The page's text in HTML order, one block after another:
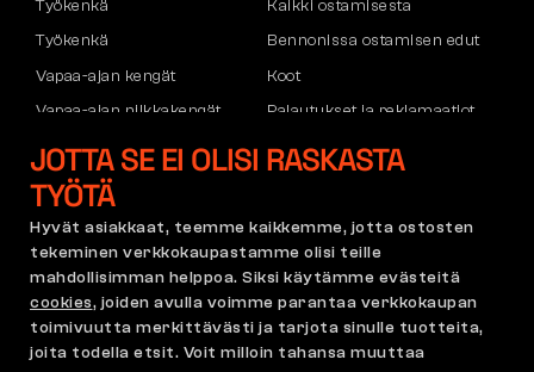
Työkenkä
Työkenkä
Vapaa-ajan kengät
Vapaa-ajan nilkkakengät
Housut
Hupparit
Kaikki ostamisesta
Bennonissa ostamisen edut
Koot
Palautukset ja reklamaatiot
Kuljetus ja maksu
Reklamaatiot ja takuu
Käyttöehdot
Reklamaatiopolitiikka
Cookie-asetukset
GDPR
JOTTA SE EI OLISI RASKASTA
TYÖTÄ
Hyvät asiakkaat, teemme kaikkemme, jotta ostosten
tekeminen verkkokaupastamme olisi teille
mahdollisimman helppoa. Siksi käytämme evästeitä
cookies, joiden avulla voimme parantaa verkkokaupan
toimivuutta merkittävästi ja tarjota sinulle tuotteita,
joita todella etsit. Voit milloin tahansa muuttaa